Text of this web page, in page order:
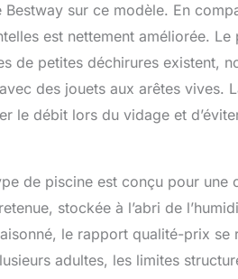
sur ce modèle. En
est nettement améliorée.
de petites déchirures existent,
des jouets aux arêtes vives.
le débit lors du vidage et
de piscine est conçu pour une
stockée à l’abri de
le rapport qualité-prix se
adultes, les limites